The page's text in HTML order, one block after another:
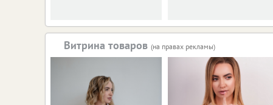
Витрина товаров (на правах рекламы)